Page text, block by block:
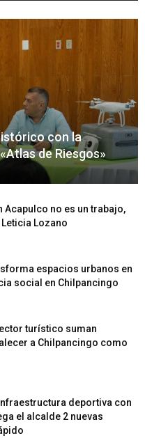
con la
de Riesgos»
Acapulco no es un trabajo,
Lozano
espacios urbanos en
social en Chilpancingo
turístico suman
a Chilpancingo como
deportiva con
el alcalde 2 nuevas